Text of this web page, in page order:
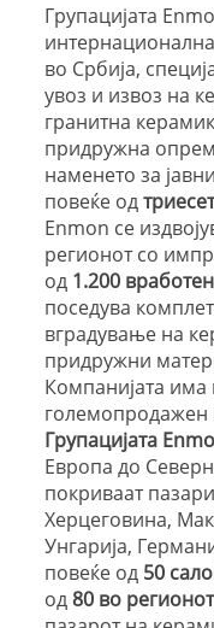
Групацијата
во Србија,
увоз и извоз на
гранитна
придружна
наменето за
повеќе од
Enmon се
регионот со
од 1.200
поседува
вградување на
придружни
Компанијата
големопродажен
Групацијата
Европа до
покриваат
Херцеговина,
Унгарија,
повеќе од 50
од80 во регионот